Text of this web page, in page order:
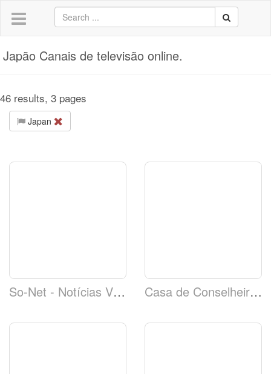
Japão Canais de televisão online.
46 results, 3 pages
Japan
So-Net - Notícias Vídeos Casa de Conselheiros TV